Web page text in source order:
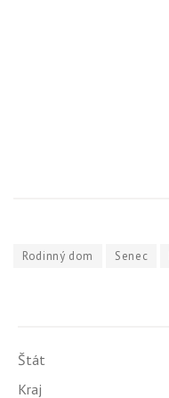
Rodinný dom Senec
Štát
Kraj